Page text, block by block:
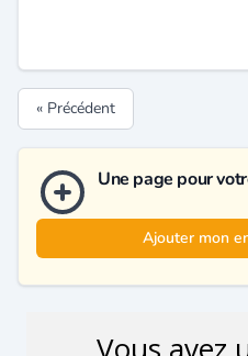
« Précédent
Une page pour
Ajouter mon